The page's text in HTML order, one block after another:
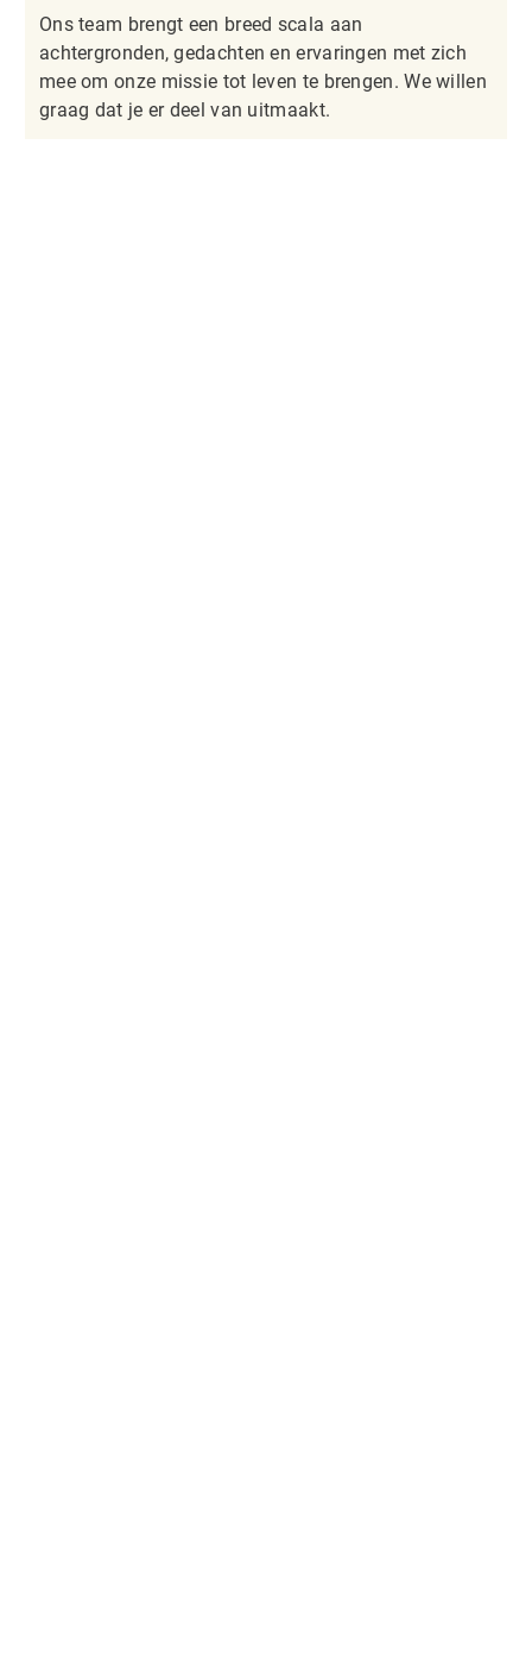
Ons team brengt een breed scala aan
achtergronden, gedachten en ervaringen met zich
mee om onze missie tot leven te brengen. We willen
graag dat je er deel van uitmaakt.